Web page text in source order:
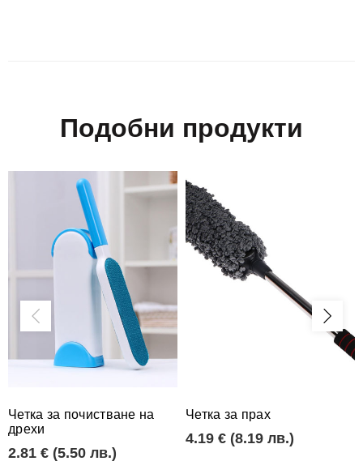
Подобни продукти
Четка за почистване на
дрехи
2.81 € (5.50 лв.)
Четка за прах
4.19 € (8.19 лв.)